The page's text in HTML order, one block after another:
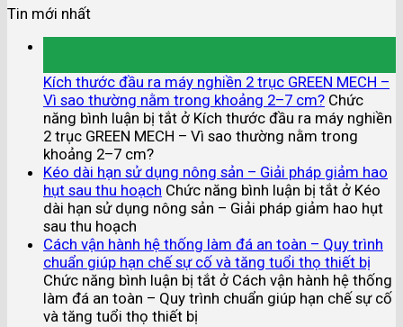
Tin mới nhất
Kích thước đầu ra máy nghiền 2 trục GREEN MECH –
Vì sao thường nằm trong khoảng 2–7 cm? Chức
năng bình luận bị tắt ở Kích thước đầu ra máy nghiền
2 trục GREEN MECH – Vì sao thường nằm trong
khoảng 2–7 cm?
Kéo dài hạn sử dụng nông sản – Giải pháp giảm hao
hụt sau thu hoạch Chức năng bình luận bị tắt ở Kéo
dài hạn sử dụng nông sản – Giải pháp giảm hao hụt
sau thu hoạch
Cách vận hành hệ thống làm đá an toàn – Quy trình
chuẩn giúp hạn chế sự cố và tăng tuổi thọ thiết bị
Chức năng bình luận bị tắt ở Cách vận hành hệ thống
làm đá an toàn – Quy trình chuẩn giúp hạn chế sự cố
và tăng tuổi thọ thiết bị